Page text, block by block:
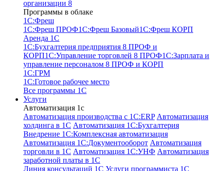
организации 8
Программы в облаке
1C:Фреш
1C:Фреш ПРОФ1C:Фреш Базовый1C:Фреш КОРП
Аренда 1С
1С:Бухгалтерия предприятия 8 ПРОФ и
КОРП1С:Управление торговлей 8 ПРОФ1С:Зарплата и
управление персоналом 8 ПРОФ и КОРП
1С:ГРМ
1С:Готовое рабочее место
Все программы 1С
Услуги
Автоматизация 1с
Автоматизация производства с 1C:ERP Автоматизация
холдинга в 1С Автоматизация 1С:Бухгалтерия
Внедрение 1С:Комплексная автоматизация
Автоматизация 1С:Документооборот Автоматизация
торговли в 1С Автоматизация 1С:УНФ Автоматизация
заработной платы в 1С
Линия консультаций 1С Услуги программиста 1С